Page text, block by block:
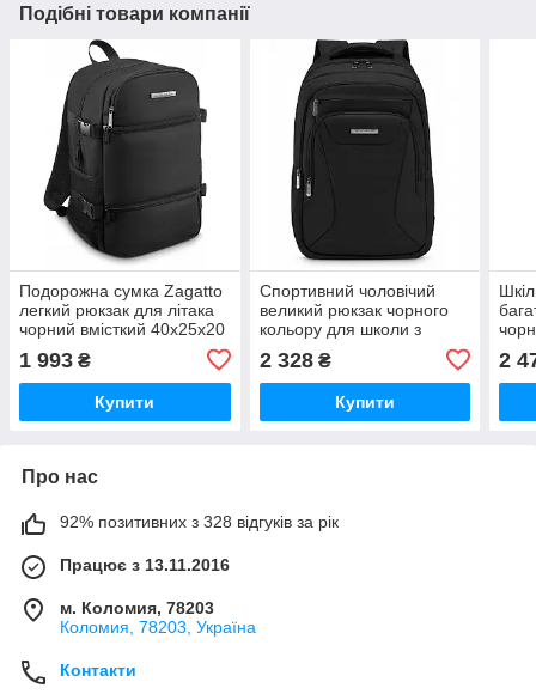
Подібні товари компанії
Подорожна сумка Zagatto
легкий рюкзак для літака
чорний вмісткий 40x25x20
багаж
1 993 ₴
Купити
Спортивний чоловічий
великий рюкзак чорного
кольору для школи з
місцем для ноутбука 16"
Zagatto
2 328₴
Купити
2
Про нас
92% позитивних з 328 відгуків за рік
Працює з 13.11.2016
м. Коломия, 78203
Коломия, 78203, Україна
Контакти